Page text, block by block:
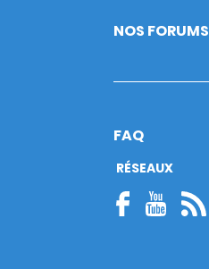
NOS FORUMS
FAQ
RÉSEAUX